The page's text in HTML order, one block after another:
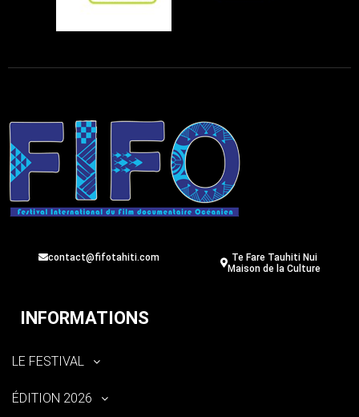
contact@fifotahiti.com
Te Fare Tauhiti Nui
Maison de la Culture
INFORMATIONS
LE FESTIVAL
ÉDITION 2026